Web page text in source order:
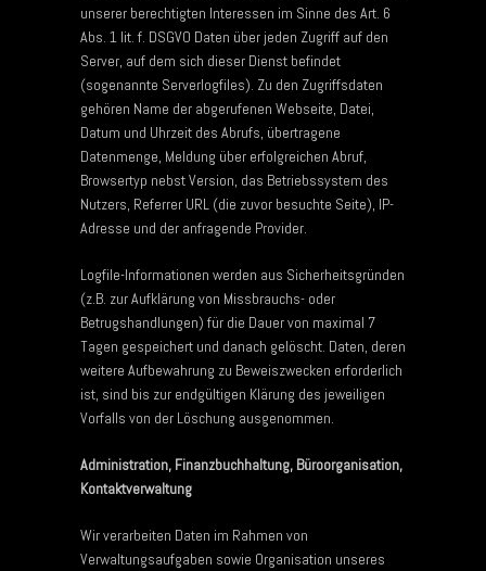
unserer berechtigten Interessen im Sinne des Art. 6
Abs. 1 lit. f. DSGVO Daten über jeden Zugriff auf den
Server, auf dem sich dieser Dienst befindet
(sogenannte Serverlogfiles). Zu den Zugriffsdaten
gehören Name der abgerufenen Webseite, Datei,
Datum und Uhrzeit des Abrufs, übertragene
Datenmenge, Meldung über erfolgreichen Abruf,
Browsertyp nebst Version, das Betriebssystem des
Nutzers, Referrer URL (die zuvor besuchte Seite), IP-
Adresse und der anfragende Provider.
Logfile-Informationen werden aus Sicherheitsgründen
(z.B. zur Aufklärung von Missbrauchs- oder
Betrugshandlungen) für die Dauer von maximal 7
Tagen gespeichert und danach gelöscht. Daten, deren
weitere Aufbewahrung zu Beweiszwecken erforderlich
ist, sind bis zur endgültigen Klärung des jeweiligen
Vorfalls von der Löschung ausgenommen.
Administration, Finanzbuchhaltung, Büroorganisation,
Kontaktverwaltung
Wir verarbeiten Daten im Rahmen von
Verwaltungsaufgaben sowie Organisation unseres